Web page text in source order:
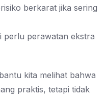
berkarat jika sering
perlu perawatan ekstra
kita melihat bahwa
praktis, tetapi tidak